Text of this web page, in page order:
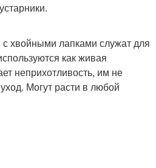
хвойными лапками служат для
как живая
неприхотливость, им не
Могут расти в любой